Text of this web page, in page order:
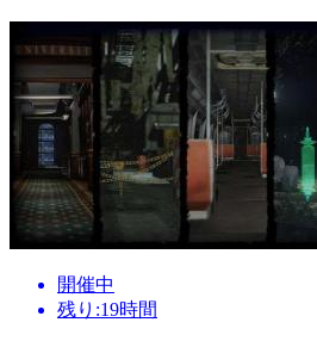
開催中
残り:19時間